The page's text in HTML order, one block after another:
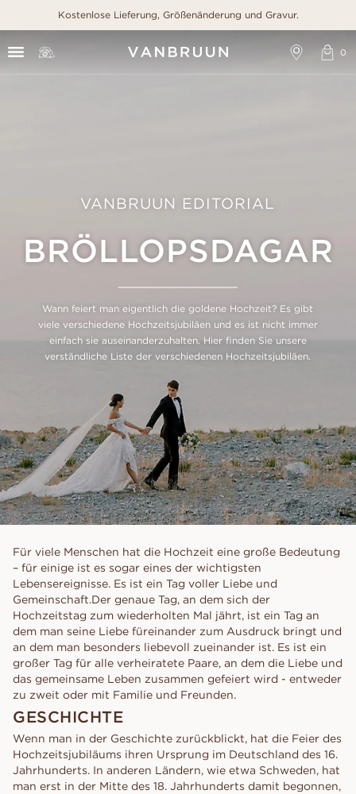
Kostenlose Lieferung, Größenänderung und Gravur.
VANBRUUN EDITORIAL
BRÖLLOPSDAGAR
Wann feiert man eigentlich die goldene Hochzeit? Es gibt
viele verschiedene Hochzeitsjubiläen und es ist nicht immer
einfach sie auseinanderzuhalten. Hier finden Sie unsere
verständliche Liste der verschiedenen Hochzeitsjubiläen.
Für viele Menschen hat die Hochzeit eine große Bedeutung
– für einige ist es sogar eines der wichtigsten
Lebensereignisse. Es ist ein Tag voller Liebe und
Gemeinschaft.Der genaue Tag, an dem sich der
Hochzeitstag zum wiederholten Mal jährt, ist ein Tag an
dem man seine Liebe füreinander zum Ausdruck bringt und
an dem man besonders liebevoll zueinander ist. Es ist ein
großer Tag für alle verheiratete Paare, an dem die Liebe und
das gemeinsame Leben zusammen gefeiert wird - entweder
zu zweit oder mit Familie und Freunden.
GESCHICHTE
Wenn man in der Geschichte zurückblickt, hat die Feier des
Hochzeitsjubiläums ihren Ursprung im Deutschland des 16.
Jahrhunderts. In anderen Ländern, wie etwa Schweden, hat
man erst in der Mitte des 18. Jahrhunderts damit begonnen,